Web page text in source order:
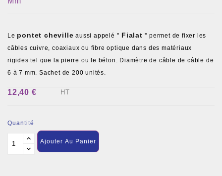
Le pontet cheville aussi appelé '' Fialat '' permet de fixer les
câbles cuivre, coaxiaux ou fibre optique dans des matériaux
rigides tel que la pierre ou le béton. Diamètre de câble de câble de
6 à 7 mm. Sachet de 200 unités.
12,40 € HT
Quantité
Ajouter Au Panier